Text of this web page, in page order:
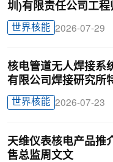
圳)有限责任公司工程
世界核能 2026-07-29
核电管道无人焊接
有限公司焊接研究所
世界核能 2026-07-23
天维仪表核电产品
售总监周文文